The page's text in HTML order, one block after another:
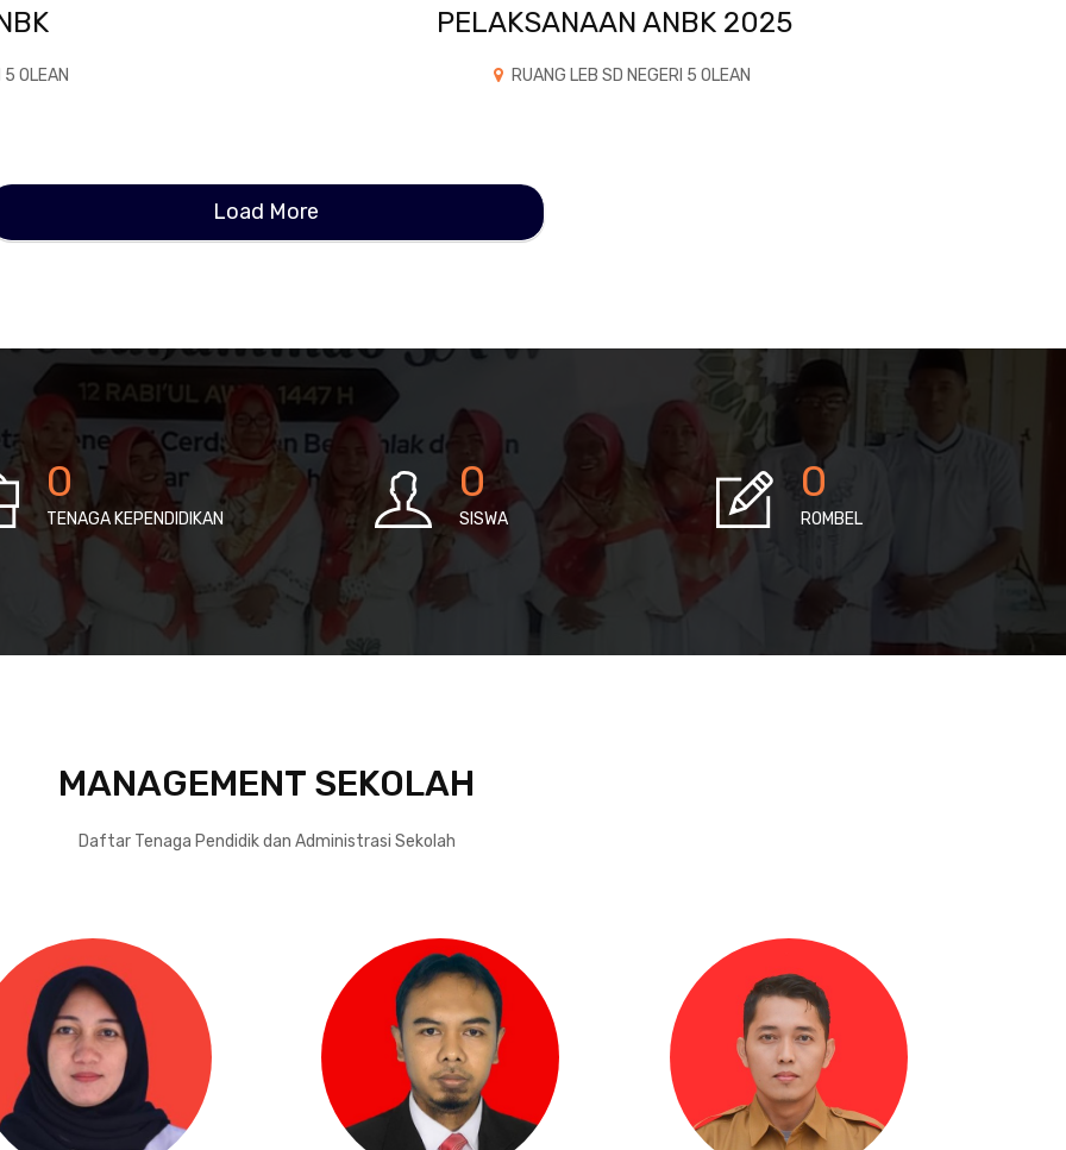
5 OLEAN
PELAKSANAAN ANBK 2025
RUANG LEB SD NEGERI 5 OLEAN
Load More
0
TENAGA KEPENDIDIKAN
0
SISWA
0
ROMBEL
MANAGEMENT SEKOLAH
Daftar Tenaga Pendidik dan Administrasi Sekolah